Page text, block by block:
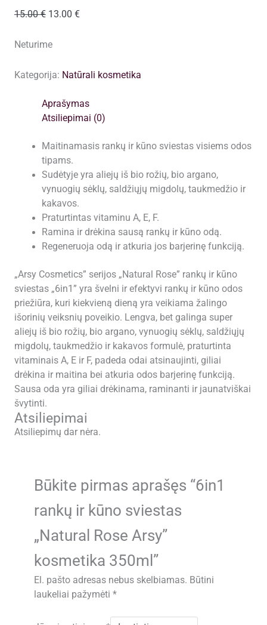
15.00€ Original
was:
13.00 €Current
Neturime
Kategorija: Natūrali kosmetika
Aprašymas
Atsiliepimai (0)
Maitinamasis rankų ir kūno sviestas visiems odos
tipams.
Sudėtyje yra aliejų iš bio rožių, bio argano,
vynuogių sėklų, saldžiųjų migdolų, taukmedžio ir
kakavos.
Praturtintas vitaminu A, E, F.
Ramina ir drėkina sausą rankų ir kūno odą.
Regeneruoja odą ir atkuria jos barjerinę funkciją.
„Arsy Cosmetics” serijos „Natural Rose” rankų ir kūno
sviestas „6in1” yra švelni ir efektyvi rankų ir kūno odos
priežiūra, kuri kiekvieną dieną yra veikiama žalingo
išorinių veiksnių poveikio. Lengva, bet galinga super
aliejų iš bio rožių, bio argano, vynuogių sėklų, saldžiųjų
migdolų, taukmedžio ir kakavos formulė, praturtinta
vitaminais A, E ir F, padeda odai atsinaujinti, giliai
drėkina ir maitina bei atkuria odos barjerinę funkciją.
Sausa oda yra giliai drėkinama, raminanti ir jaunatviškai
švytinti.
Atsiliepimai
Atsiliepimų dar nėra.
Būkite pirmas aprašęs “6in1
rankų ir kūno sviestas
„Natural Rose Arsy”
kosmetika 350ml”
El. pašto adresas nebus skelbiamas. Būtini
laukeliai pažymėti*